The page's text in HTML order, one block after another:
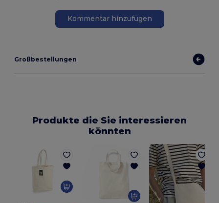
Kommentar hinzufügen
Großbestellungen
Produkte die Sie interessieren
könnten